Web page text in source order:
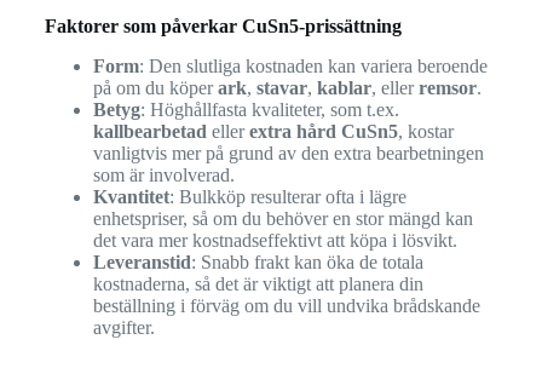
Faktorer som påverkar CuSn5-prissättning
Form: Den slutliga kostnaden kan variera beroende
på om du köperark, stavar, kablar, ellerremsor.
Betyg: Höghållfasta kvaliteter, som t.ex.
kallbearbetad ellerextra hård CuSn5, kostar
vanligtvis mer på grund av den extra bearbetningen
som är involverad.
Kvantitet: Bulkköp resulterar ofta i lägre
enhetspriser, så om du behöver en stor mängd kan
det vara mer kostnadseffektivt att köpa i lösvikt.
Leveranstid: Snabb frakt kan öka de totala
kostnaderna, så det är viktigt att planera din
beställning i förväg om du vill undvika brådskande
avgifter.